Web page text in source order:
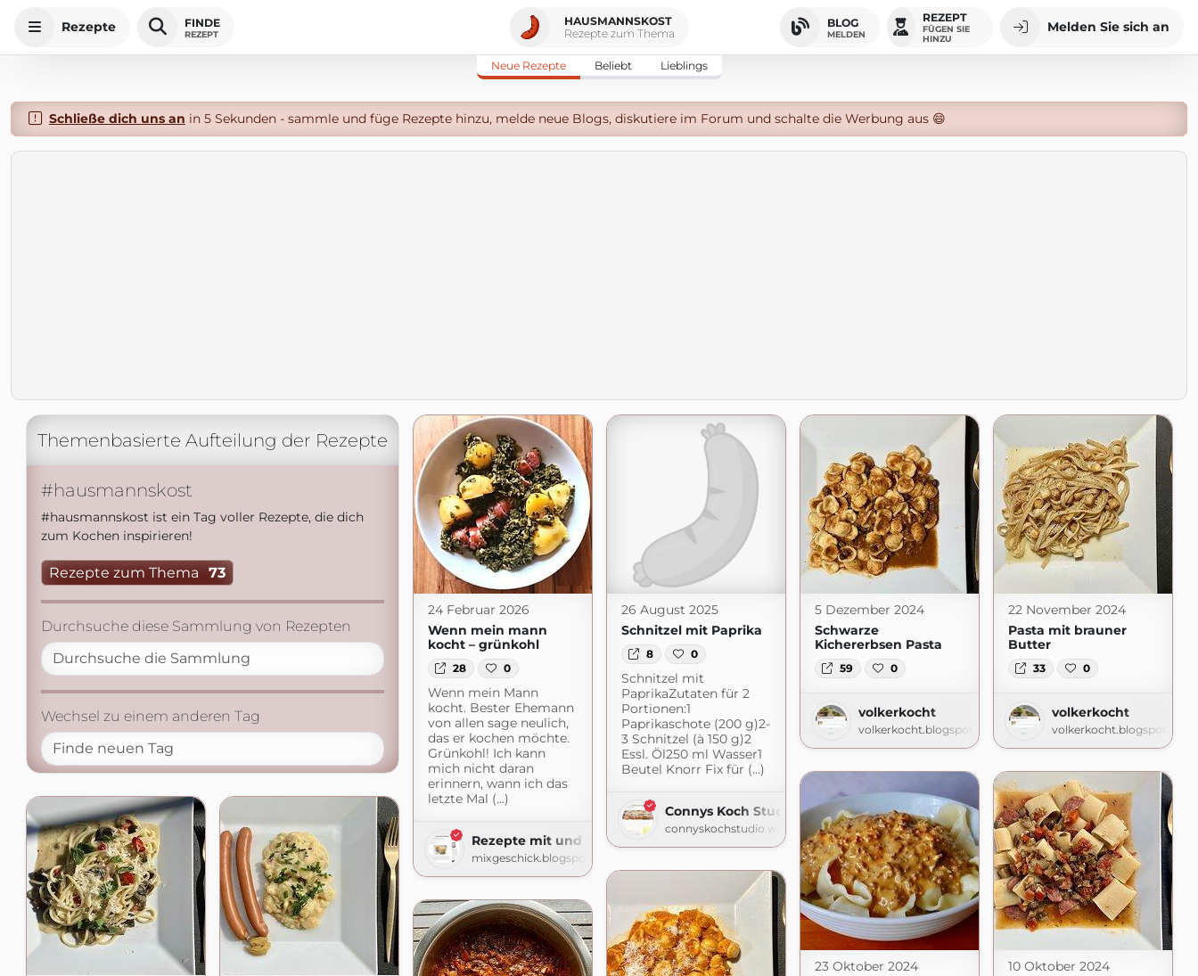
Rezepte FINDE
REZEPT
HAUSMANNSKOST
Rezepte zum Thema
BLOG
MELDEN
REZEPT
FÜGEN SIE
HINZU
Melden Sie sich an
Neue Rezepte Beliebt Lieblings
Schließe dich uns an in 5 Sekunden - sammle und füge Rezepte hinzu, melde neue Blogs, diskutiere im Forum und schalte die Werbung aus 😄
Themenbasierte Aufteilung der Rezepte
#hausmannskost
#hausmannskost ist ein Tag voller Rezepte, die dich
zum Kochen inspirieren!
Rezepte zum Thema 73
Durchsuche diese Sammlung von Rezepten
Wechsel zu einem anderen Tag
24 Februar 2026
Wenn mein mann
kocht – grünkohl
28 0
Wenn mein Mann
kocht. Bester Ehemann
von allen sage neulich,
das er kochen möchte.
Grünkohl! Ich kann
mich nicht daran
erinnern, wann ich das
letzte Mal (...)
Rezepte mit und ohne Thermomix
mixgeschick.blogspot.com
26 August 2025
Schnitzel mit Paprika
8 0
Schnitzel mit
PaprikaZutaten für 2
Portionen:1
Paprikaschote (200 g)2-
3 Schnitzel (à 150 g)2
Essl. Öl250 ml Wasser1
Beutel Knorr Fix für (...)
Connys Koch Studio
connyskochstudio.wordpress.com
5 Dezember 2024
Schwarze
Kichererbsen Pasta
59 0
volkerkocht
volkerkocht.blogspot.com
22 November 2024
Pasta mit brauner
Butter
33 0
volkerkocht
volkerkocht.blogspot.com
23 Oktober 2024
10 Oktober 2024